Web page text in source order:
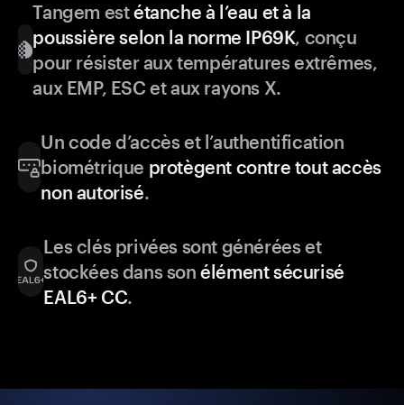
Tangem estétanche à l’eau et à la
poussière selon la norme IP69K, conçu
pour résister aux températures extrêmes,
aux EMP, ESC et aux rayons X.
Un code d’accès et l’authentification
biométrique protègent contre tout accès
non autorisé.
Les clés privées sont générées et
stockées dans sonélément sécurisé
EAL6+ CC.